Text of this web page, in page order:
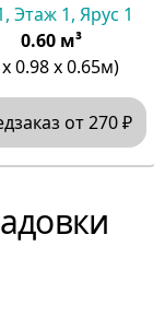
Этаж 1, Ярус 1
0.60 м³
0.98 х 0.65м)
от 270 ₽